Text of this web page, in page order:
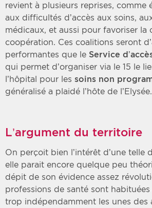
revient à plusieurs reprises, comme
aux difficultés d’accès aux soins,
médicaux, et aussi pour favoriser la
coopération. Ces coalitions seront
performantes que le Service
qui permet d’organiser via le 15 le
l’hôpital pour les soins non
généralisé a plaidé l’hôte de l’Elysée.
L’argument du territoire
On perçoit bien l’intérêt d’une telle
elle parait encore quelque peu
dépit de son évidence assez
professions de santé sont
trop indépendamment les unes des